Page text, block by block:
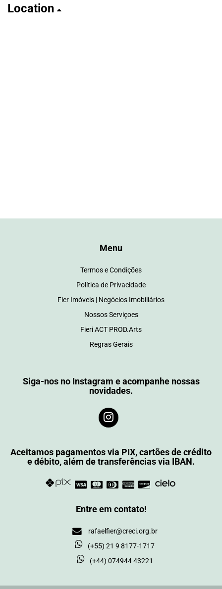
Location
Menu
Termos e Condições
Política de Privacidade
Fier Imóveis | Negócios Imobiliários
Nossos Serviçoes
Fieri ACT PROD.Arts
Regras Gerais
Siga-nos no Instagram e acompanhe nossas
novidades.
Aceitamos pagamentos via PIX, cartões de crédito
e débito, além de transferências via IBAN.
Entre em contato!
rafaelfier@creci.org.br
(+55) 21 9 8177-1717
(+44) 074944 43221